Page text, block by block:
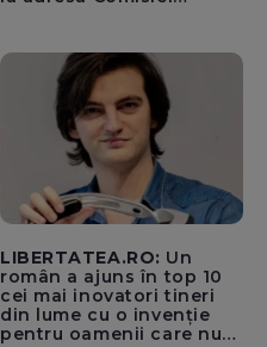
pentru instaurarea
„cenzurii” pe platforma X
LIBERTATEA.RO: Un
român a ajuns în top 10
cei mai inovatori tineri
din lume cu o invenție
pentru oamenii care nu